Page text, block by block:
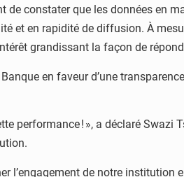
de constater que les données en
et en rapidité de diffusion. À
grandissant la façon de
Banque en faveur d’une
performance ! », a déclaré
l’engagement de notre